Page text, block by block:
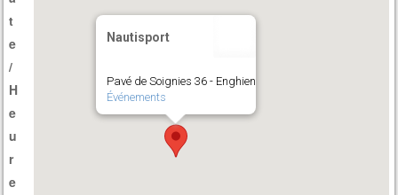
Nautisport
Pavé de Soignies 36 - Enghien
Événements
t
e
/
H
e
u
r
e